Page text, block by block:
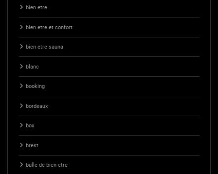
bien etre
bien etre et confort
bien etre sauna
blanc
booking
bordeaux
box
brest
bulle de bien etre